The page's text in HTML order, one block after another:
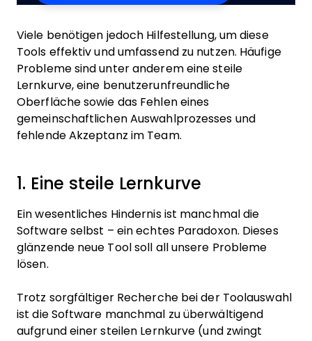
Viele benötigen jedoch Hilfestellung, um diese
Tools effektiv und umfassend zu nutzen. Häufige
Probleme sind unter anderem eine steile
Lernkurve, eine benutzerunfreundliche
Oberfläche sowie das Fehlen eines
gemeinschaftlichen Auswahlprozesses und
fehlende Akzeptanz im Team.
1. Eine steile Lernkurve
Ein wesentliches Hindernis ist manchmal die
Software selbst – ein echtes Paradoxon. Dieses
glänzende neue Tool soll all unsere Probleme
lösen.
Trotz sorgfältiger Recherche bei der Toolauswahl
ist die Software manchmal zu überwältigend
aufgrund einer steilen Lernkurve (und zwingt